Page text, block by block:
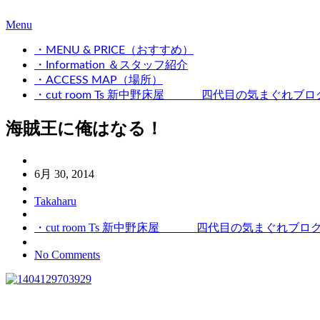
Menu
・MENU & PRICE（おすすめ）
・Information ＆スタッフ紹介
・ACCESS MAP（場所）
・cut room Ts 新中野床屋 四代目の気まぐれブロ
海賊王に俺はなる！
6月 30, 2014
Takaharu
・cut room Ts 新中野床屋 四代目の気まぐれブロ
No Comments